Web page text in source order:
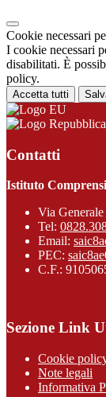
Cookie necessari
I cookie necessari
disabilitati. È
policy.
Accetta tutti
Contatti
Istituto
Via
Tel:
Email:
PEC:
C.F.:
Sezione Link
Cookie
Note legali
Informativa